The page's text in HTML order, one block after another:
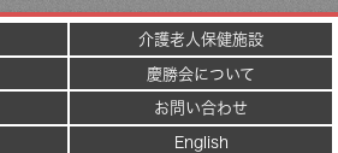
介護老人保健施設
慶勝会について
お問い合わせ
English